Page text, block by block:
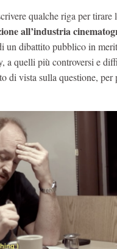
qualche riga per
all’industria
un dibattito pubblico in
a quelli più controversi e
di vista sulla questione, per